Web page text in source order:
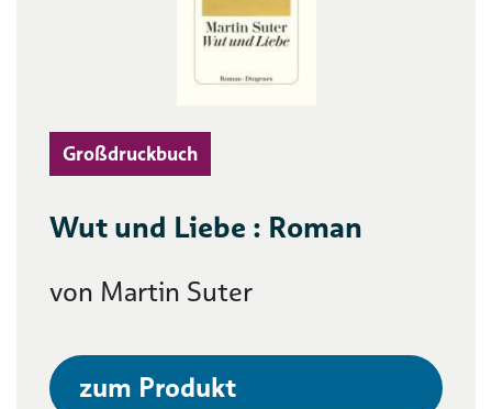
Großdruckbuch
Wut und Liebe : Roman
von Martin Suter
zum Produkt